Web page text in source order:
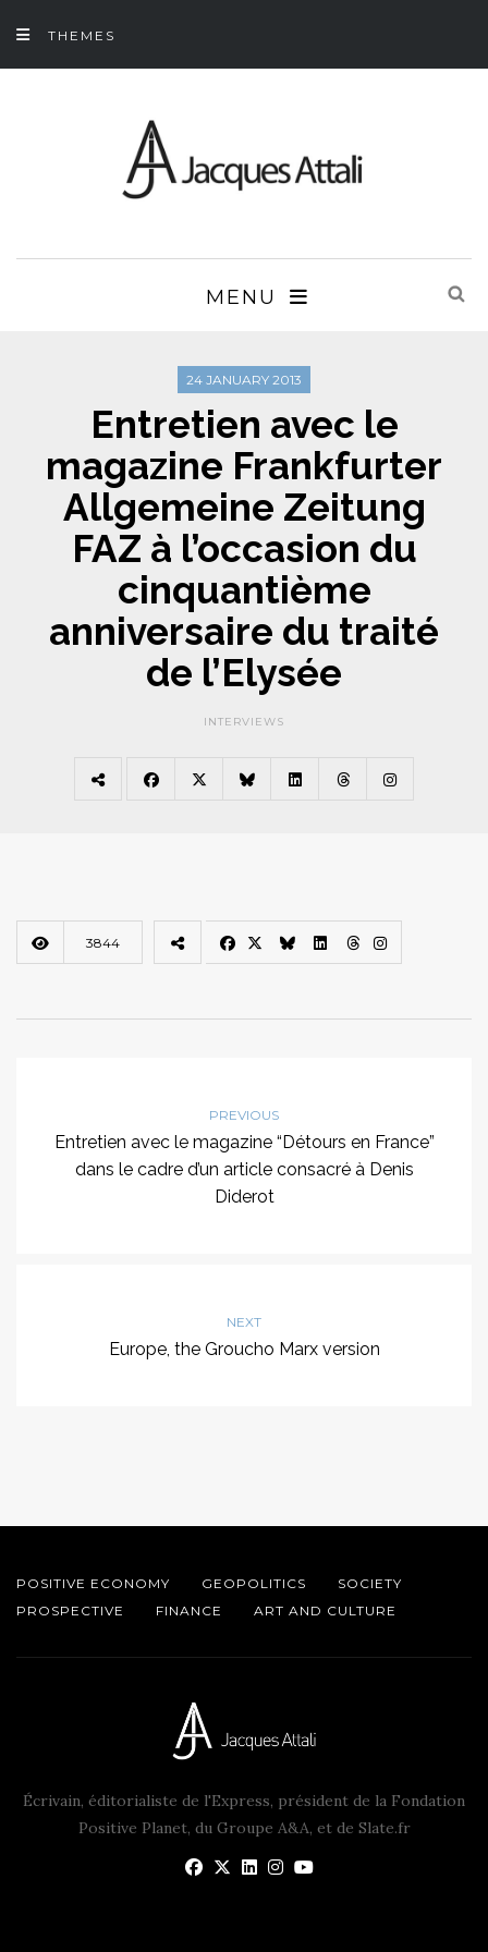
THEMES
MENU
24 JANUARY 2013
Entretien avec le
magazine Frankfurter
Allgemeine Zeitung
FAZ à l’occasion du
cinquantième
anniversaire du traité
de l’Elysée
INTERVIEWS
3844
PREVIOUS
Entretien avec le magazine “Détours en France”
dans le cadre d’un article consacré à Denis
Diderot
NEXT
Europe, the Groucho Marx version
POSITIVE ECONOMY GEOPOLITICS
SOCIETY
PROSPECTIVE
FINANCE ART AND CULTURE
Écrivain, éditorialiste de l'Express, président de la Fondation
Positive Planet, du Groupe A&A, et de Slate.fr